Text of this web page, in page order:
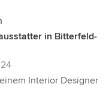
in Bitterfeld-
Interior Designer